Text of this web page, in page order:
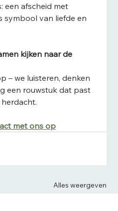
een afscheid met
symbool van liefde en
kijken naar de
– we luisteren, denken
een rouwstuk dat past
met ons op
Alles weergeven